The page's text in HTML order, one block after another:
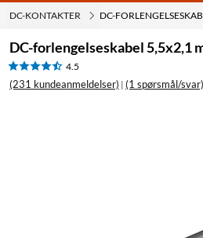
DC-KONTAKTER
DC-forlengelseskabel 5,5x2,1
4.5
(231 kundeanmeldelser) | (1 spørsmål/svar)